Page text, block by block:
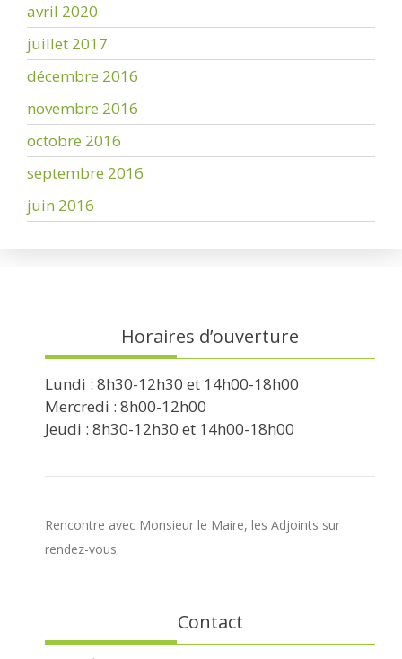
avril 2020
juillet 2017
décembre 2016
novembre 2016
octobre 2016
septembre 2016
juin 2016
Horaires d’ouverture
Lundi : 8h30-12h30 et 14h00-18h00
Mercredi : 8h00-12h00
Jeudi : 8h30-12h30 et 14h00-18h00
Rencontre avec Monsieur le Maire, les Adjoints sur
rendez-vous.
Contact